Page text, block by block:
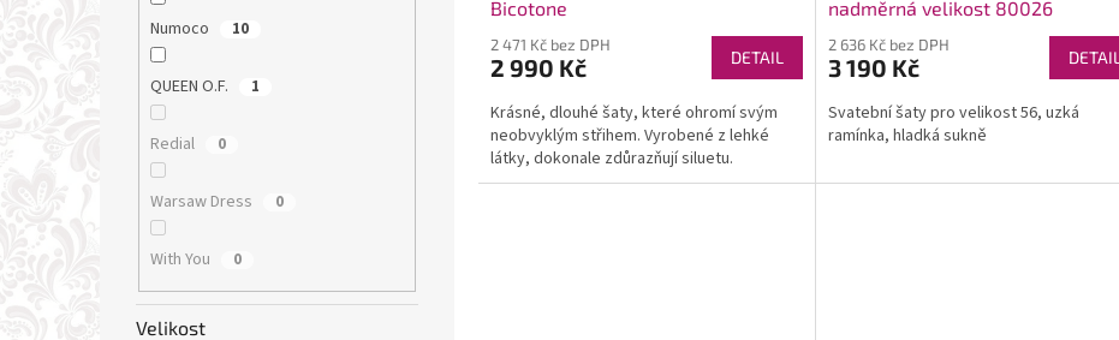
Numoco 10
QUEEN O.F. 1
Redial 0
Warsaw Dress 0
With You 0
Velikost
Bicotone
2 471 Kč bez DPH
2 990 Kč DETAIL
Krásné, dlouhé šaty, které ohromí svým
neobvyklým střihem. Vyrobené z lehké
látky, dokonale zdůrazňují siluetu.
nadměrná velikost 80026
2 636 Kč bez DPH
3 190 Kč DETAIL
Svatební šaty pro velikost 56, uzká
ramínka, hladká sukně